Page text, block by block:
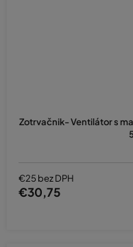
Zotrvačnik- Ventilátor s
€25 bez DPH
€30,75